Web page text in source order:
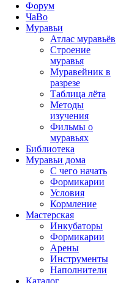
Форум
ЧаВо
Муравьи
Атлас муравьёв
Строение
муравья
Муравейник в
разрезе
Таблица лёта
Методы
изучения
Фильмы о
муравьях
Библиотека
Муравьи дома
С чего начать
Формикарии
Условия
Кормление
Мастерская
Инкубаторы
Формикарии
Арены
Инструменты
Наполнители
Каталог